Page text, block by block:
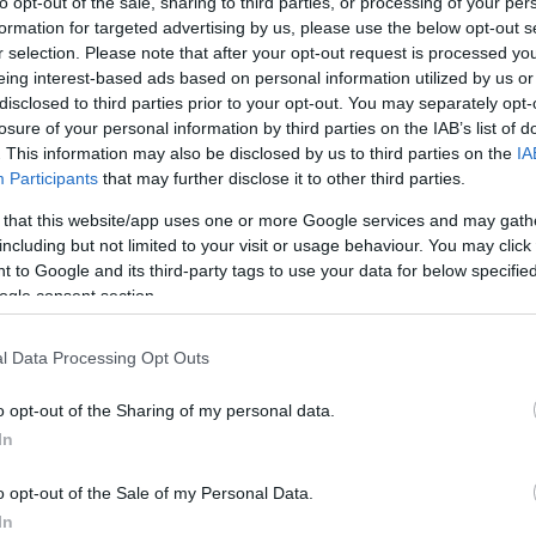
for targeted advertising by us, please use the below opt-out
selection. Please note that after your opt-out request is processed
interest-based ads based on personal information utilized by us
to third parties prior to your opt-out. You may separately
of your personal information by third parties on the IAB’s list of
This information may also be disclosed by us to third parties on the
Participants that may further disclose it to other third parties.
that this website/app uses one or more Google services and may
but not limited to your visit or usage behaviour. You may
to Google and its third-party tags to use your data for below
consent section.
Data Processing Opt Outs
opt-out of the Sharing of my personal data.
opt-out of the Sale of my Personal Data.
mlade obiskovalce in poskrbel za čarobno
v svet čarovnije, kjer domišljija ne pozna meja. Na odru
in se znova pojavljali, spreminjali svojo obliko, fizikalni